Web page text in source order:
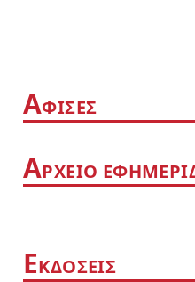
ΑΦΙΣΕΣ
ΑΡΧΕΙΟ
ΕΚΔΟΣΕΙΣ